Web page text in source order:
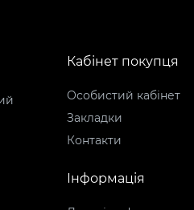
Кабінет покупця
Особистий кабінет
Закладки
Контакти
Інформація